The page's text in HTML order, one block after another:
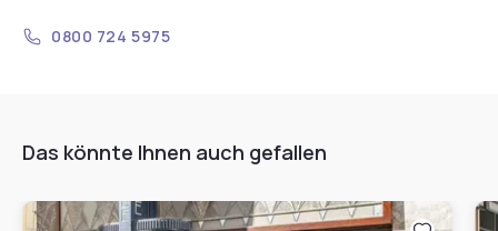
0800 724 5975
Das könnte Ihnen auch gefallen